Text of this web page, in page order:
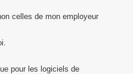
celles de mon employeur
pour les logiciels de